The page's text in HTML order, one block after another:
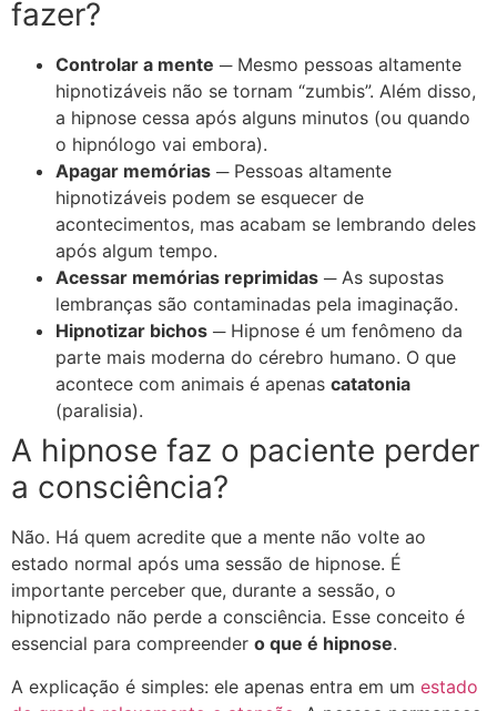
fazer?
Controlar a mente ─ Mesmo pessoas altamente
hipnotizáveis não se tornam “zumbis”. Além disso,
a hipnose cessa após alguns minutos (ou quando
o hipnólogo vai embora).
Apagar memórias ─ Pessoas altamente
hipnotizáveis podem se esquecer de
acontecimentos, mas acabam se lembrando deles
após algum tempo.
Acessar memórias reprimidas ─ As supostas
lembranças são contaminadas pela imaginação.
Hipnotizar bichos ─ Hipnose é um fenômeno da
parte mais moderna do cérebro humano. O que
acontece com animais é apenas catatonia
(paralisia).
A hipnose faz o paciente perder
a consciência?
Não. Há quem acredite que a mente não volte ao
estado normal após uma sessão de hipnose. É
importante perceber que, durante a sessão, o
hipnotizado não perde a consciência. Esse conceito é
essencial para compreender o que é hipnose.
A explicação é simples: ele apenas entra em um estado